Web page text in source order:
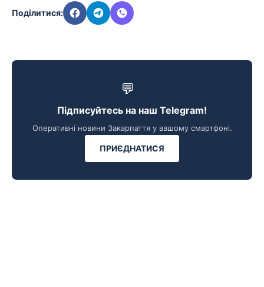
Поділитися:
💬
Підписуйтесь на наш Telegram!
Оперативні новини Закарпаття у вашому смартфоні.
ПРИЄДНАТИСЯ